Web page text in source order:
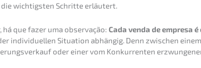
wichtigs­ten Schrit­te erläutert.
há que fazer uma obser­va­ção: Cada venda de empre­sa
indivi­du­el­len Situa­ti­on abhän­gig. Denn zwischen
oder einer vom Konkur­ren­ten